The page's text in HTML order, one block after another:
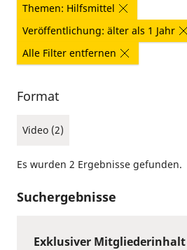
Themen: Hilfsmittel
Veröffentlichung: älter als 1 Jahr
Alle Filter entfernen
Format
Video (2)
Es wurden 2 Ergebnisse gefunden.
Suchergebnisse
Exklusiver